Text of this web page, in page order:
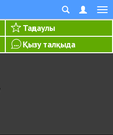
Таңдаулы
Қызу талқыда